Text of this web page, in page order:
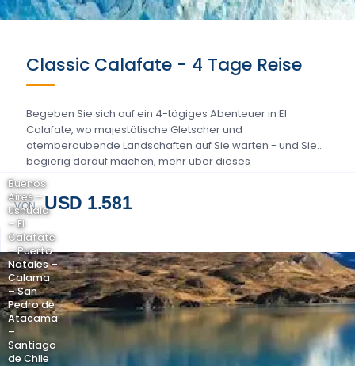
Classic Calafate - 4 Tage Reise
Begeben Sie sich auf ein 4-tägiges Abenteuer in El
Calafate, wo majestätische Gletscher und
atemberaubende Landschaften auf Sie warten - und Sie
begierig darauf machen, mehr über dieses
atemberaubende patagonische Paradies zu erfahren....
VON USD 1.581
Buenos
Aires –
Ushuaia
– El
Calafate
– Puerto
Natales –
Calama
– San
Pedro de
Atacama
–
Santiago
de Chile